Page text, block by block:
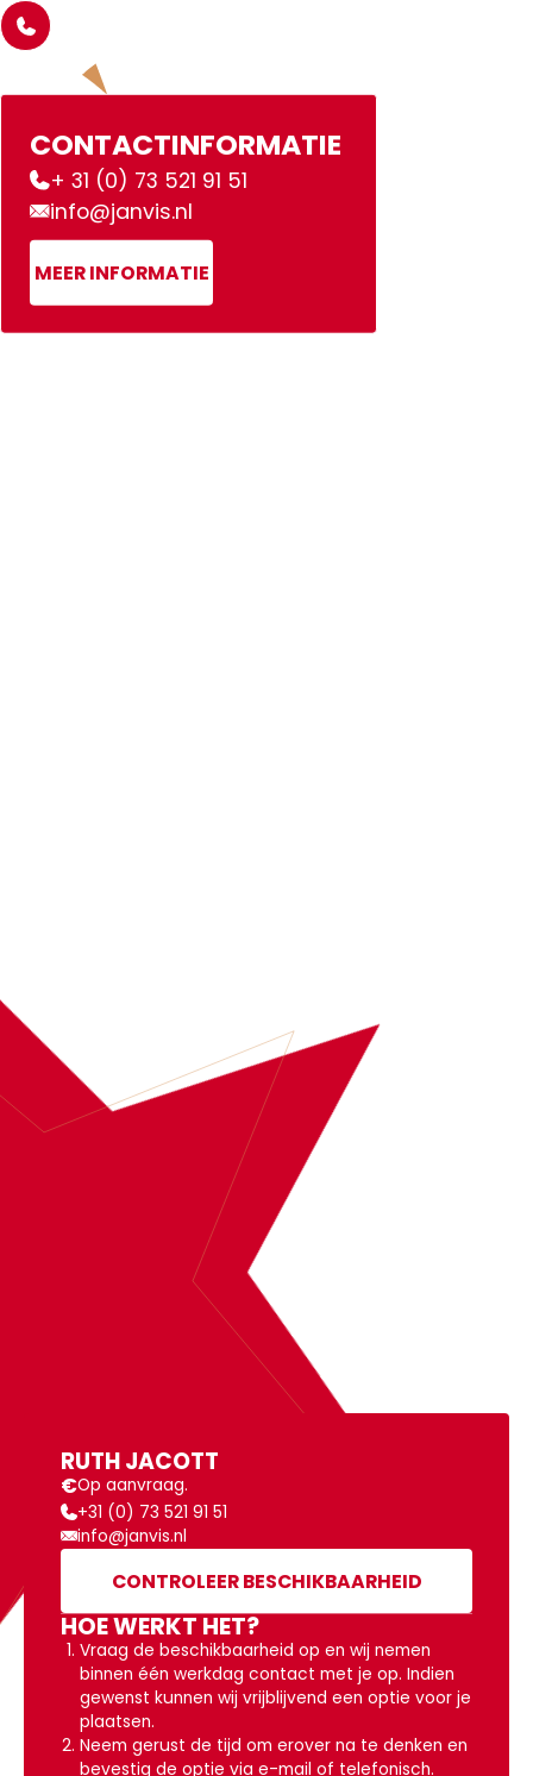
CONTACTINFORMATIE
+ 31 (0) 73 521 91 51
info@janvis.nl
MEER INFORMATIE
RUTH JACOTT
RUTH JACOTT
€Op aanvraag.
+31 (0) 73 521 91 51
info@janvis.nl
CONTROLEER BESCHIKBAARHEID
HOE WERKT HET?
Vraag de beschikbaarheid op en wij nemen
binnen één werkdag contact met je op. Indien
gewenst kunnen wij vrijblijvend een optie voor je
plaatsen.
Neem gerust de tijd om erover na te denken en
bevestig de optie via e-mail of telefonisch.